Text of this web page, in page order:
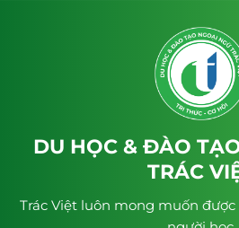
DU HỌC & ĐÀO
TRÁC
Trác Việt luôn mong muốn